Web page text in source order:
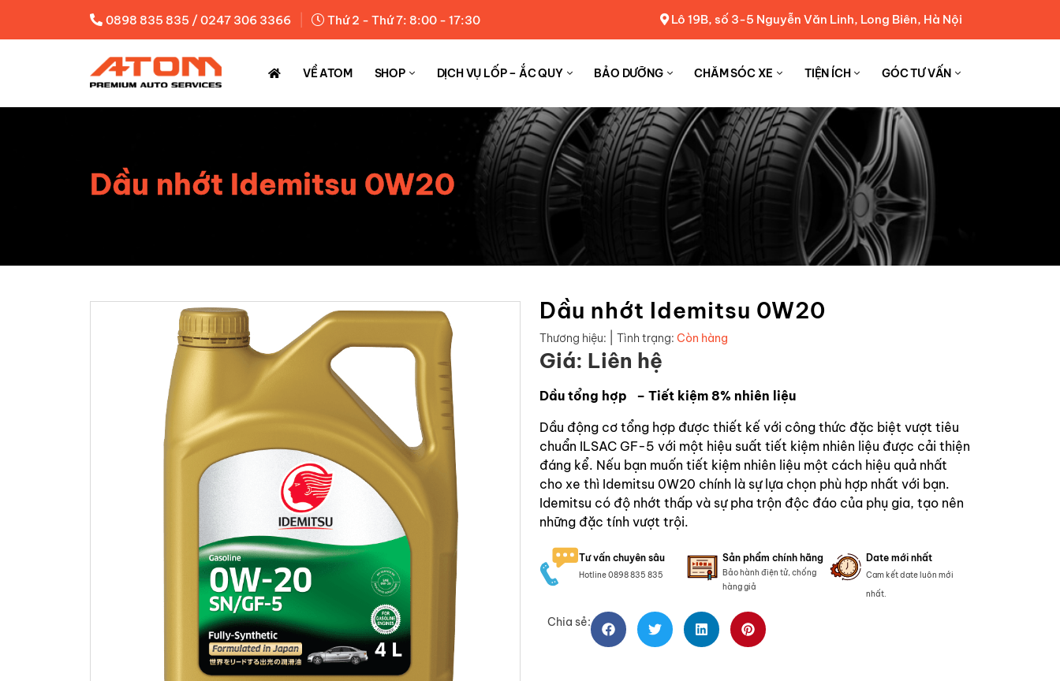
0898 835 835 / 0247 306 3366 Thứ 2 - Thứ 7: 8:00 - 17:30 Lô 19B, số 3-5 Nguyễn Văn Linh, Long Biên, Hà Nội
VỀ ATOM SHOP DỊCH VỤ LỐP – ẮC QUY BẢO DƯỠNG CHĂM SÓC XE TIỆN ÍCH GÓC TƯ VẤN
Dầu nhớt Idemitsu 0W20
Dầu nhớt Idemitsu 0W20
Thương hiệu: Tình trạng: Còn hàng
Giá: Liên hệ
Dầu tổng hợp – Tiết kiệm 8% nhiên liệu
Dầu động cơ tổng hợp được thiết kế với công thức đặc biệt vượt tiêu
chuẩn ILSAC GF-5 với một hiệu suất tiết kiệm nhiên liệu được cải thiện
đáng kể. Nếu bạn muốn tiết kiệm nhiên liệu một cách hiệu quả nhất
cho xe thì Idemitsu 0W20 chính là sự lựa chọn phù hợp nhất với bạn.
Idemitsu có độ nhớt thấp và sự pha trộn độc đáo của phụ gia, tạo nên
những đặc tính vượt trội.
Tư vấn chuyên sâu
Hotline 0898 835 835
Sản phẩm chính hãng
Bảo hành điện tử, chống
hàng giả
Date mới nhất
Cam kết date luôn mới
nhất.
Chia sẻ: